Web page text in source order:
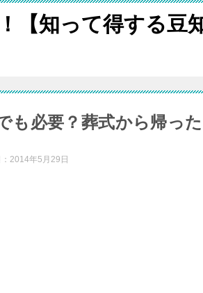
【知って得する豆
も必要？葬式から帰っ
2014年5月29日